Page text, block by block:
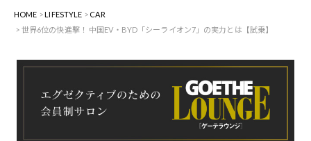
HOME LIFESTYLE
CAR
世界6位の快進撃！ 中国EV・BYD「シーライオン7」の実力とは【試乗】